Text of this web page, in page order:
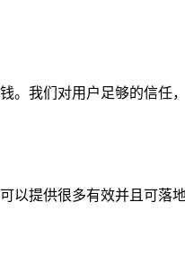
我们对用户足够的信任
以提供很多有效并且可落